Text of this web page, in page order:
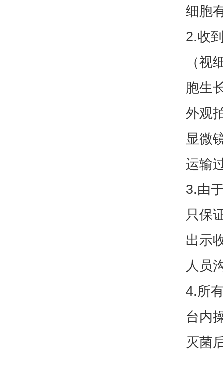
细胞
2.收
（视
胞生
外观
显微
运输
3.由
只保
出示
人员
4.所
台内
灭菌